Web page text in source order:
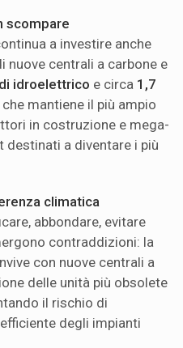
scompare
a investire anche
nuove centrali a carbone e
idroelettrico e circa 1,7
che mantiene il più ampio
in costruzione e mega-
a diventare i più
climatica
abbondare, evitare
contraddizioni: la
con nuove centrali a
delle unità più obsolete
il rischio di
degli impianti